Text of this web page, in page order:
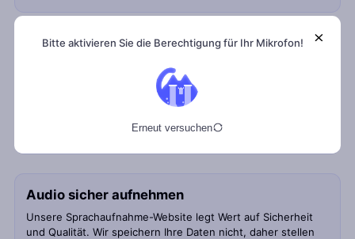
Bitte aktivieren Sie die Berechtigung für Ihr Mikrofon!
Erneut versuchen
Audio in Browsern aufnehmen
Sie können jederzeit online Audio aufnehmen, wenn Sie
eine Internetverbindung haben. Mit unserem kostenlosen
Online-Sprachrekorder-Tool können Sie einfach Ihren
Audio sicher aufnehmen
Unsere Sprachaufnahme-Website legt Wert auf Sicherheit
und Qualität. Wir speichern Ihre Daten nicht, daher stellen